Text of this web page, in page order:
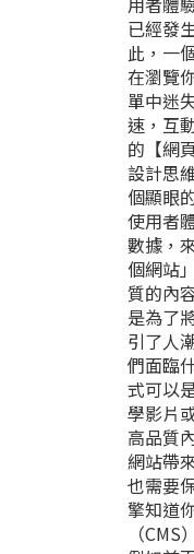
已經發
此，一
在瀏覽
單中迷
速，互
的【網
設計思
個顯眼
使用者
數據，
個網站
質的內
是為了
引了人
們面臨
式可以
學影片
高品質
網站帶
也需要
擎知道
（